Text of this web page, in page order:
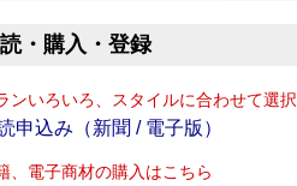
・購入・登録
ンいろいろ、スタイルに合わせて選択
申込み（新聞 / 電子版）
、電子商材の購入はこちら